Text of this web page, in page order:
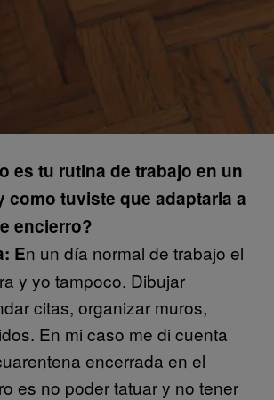
es tu rutina de trabajo en un
como tuviste que adaptarla a
encierro?
En un día normal de trabajo el
y yo tampoco. Dibujar
citas, organizar muros,
En mi caso me di cuenta
encerrada en el
es no poder tatuar y no tener